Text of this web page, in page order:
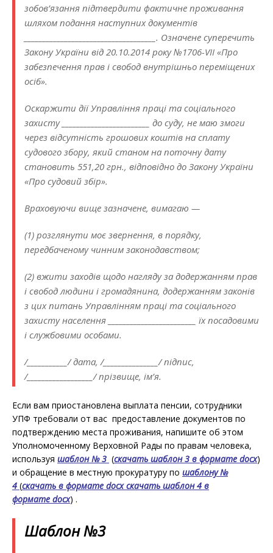
зобов’язання підтвердити фактичне проживання
шляхом подання наступних документів
____________________________________. Означене суперечить
Закону України від 20.10.2014 року №1706-VII «Про
забезпечення прав і свобод внутрішньо переміщених
осіб».
Оскаржити дії Управління праці та соціального
захисту ________________________ до суду, не маю змоги
через відсутність грошових коштів на сплату
судового збору, який станом на поточну дату
становить 551,20 грн., відповідно до Закону України
«Про судовий збір».
Враховуючи вище зазначене, вимагаю —
(1) розглянути моє звернення, в порядку,
передбаченому чинним законодавством;
(2) вжити заходів щодо нагляду за додержанням прав
і свобод людини і громадянина, додержанням законів
з цих питань Управлінням праці та соціального
захисту населення ________________________ їх посадовими
і службовими особами.
/___________/ дата, /_______________/ підпис,
/__________________/ прізвище, ім’я.
Если вам приостановлена выплата пенсии, сотрудники
УПФ требовали от вас предоставление документов по
подтверждению места проживания, напишите об этом
Уполномоченному Верховной Рады по правам человека,
используя шаблон № 3 (скачать шаблон 3 в формате docx)
и обращение в местную прокуратуру по шаблону №
4 (скачать в формате docx скачать шаблон 4 в
формате docx) .
Шаблон №3